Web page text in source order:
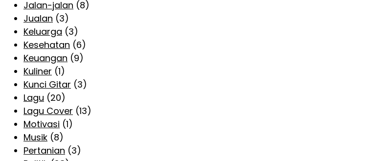
Jalan-jalan (8)
Jualan (3)
Keluarga (3)
Kesehatan (6)
Keuangan (9)
Kuliner (1)
Kunci Gitar (3)
Lagu (20)
Lagu Cover (13)
Motivasi (1)
Musik (8)
Pertanian (3)